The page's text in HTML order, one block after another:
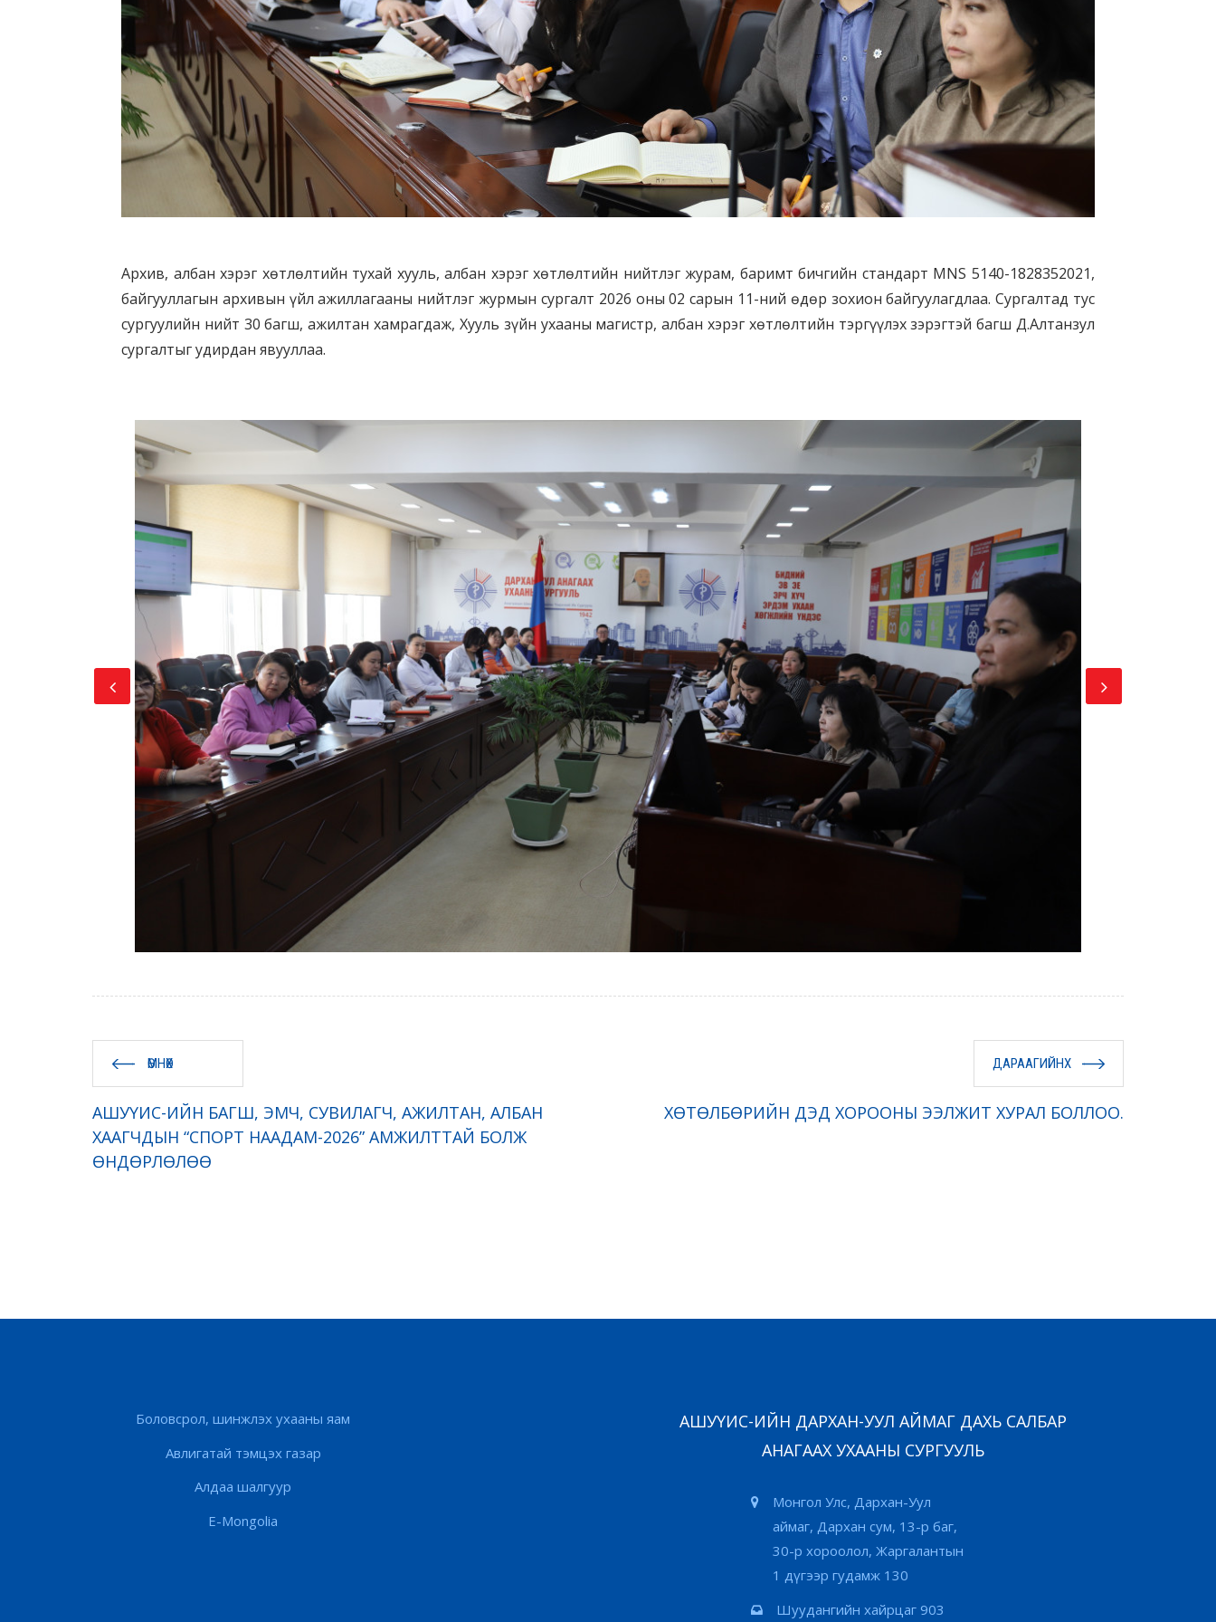
Архив, албан хэрэг хөтлөлтийн тухай хууль, албан хэрэг хөтлөлтийн нийтлэг журам, баримт бичгийн стандарт MNS 5140-1828352021,
байгууллагын архивын үйл ажиллагааны нийтлэг журмын сургалт 2026 оны 02 сарын 11-ний өдөр зохион байгуулагдлаа. Сургалтад тус
сургуулийн нийт 30 багш, ажилтан хамрагдаж, Хууль зүйн ухааны магистр, албан хэрэг хөтлөлтийн тэргүүлэх зэрэгтэй багш Д.Алтанзул
сургалтыг удирдан явууллаа.
ӨМНӨХ
АШУҮИС-ИЙН БАГШ, ЭМЧ, СУВИЛАГЧ, АЖИЛТАН, АЛБАН
ХААГЧДЫН “СПОРТ НААДАМ-2026” АМЖИЛТТАЙ БОЛЖ
ӨНДӨРЛӨЛӨӨ
ДАРААГИЙНХ
ХӨТӨЛБӨРИЙН ДЭД ХОРООНЫ ЭЭЛЖИТ ХУРАЛ БОЛЛОО.
Боловсрол, шинжлэх ухааны яам
Авлигатай тэмцэх газар
Алдаа шалгуур
E-Mongolia
АШУҮИС-ИЙН ДАРХАН-УУЛ АЙМАГ ДАХЬ САЛБАР
АНАГААХ УХААНЫ СУРГУУЛЬ
Монгол Улс, Дархан-Уул
аймаг, Дархан сум, 13-р баг,
30-р хороолол, Жаргалантын
1 дүгээр гудамж 130
Шуудангийн хайрцаг 903